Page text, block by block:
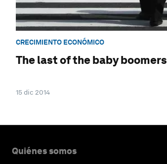
CRECIMIENTO ECONÓMICO
The last of the baby boomers
15 dic 2014
Quiénes somos